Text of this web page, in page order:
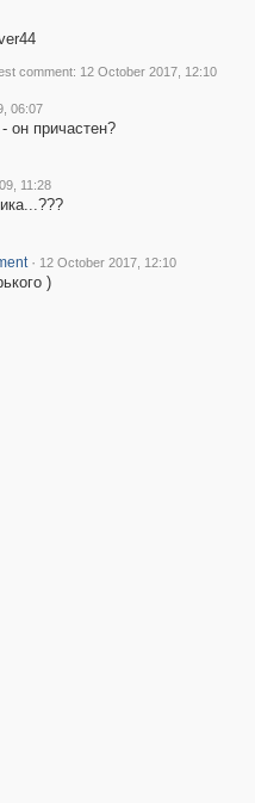
comment: 12 October 2017, 12:10
06:07
он причастен?
11:28
· 12 October 2017, 12:10
)